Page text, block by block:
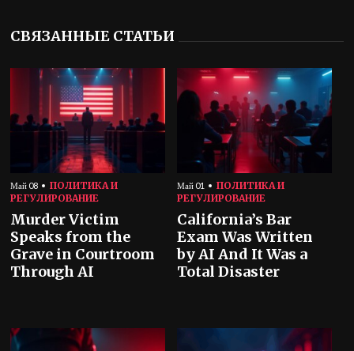
СВЯЗАННЫЕ СТАТЬИ
Май 08
ПОЛИТИКА И
РЕГУЛИРОВАНИЕ
Murder Victim
Speaks from the
Grave in Courtroom
Through AI
Май 01
ПОЛИТИКА И
РЕГУЛИРОВАНИЕ
California’s Bar
Exam Was Written
by AI And It Was a
Total Disaster